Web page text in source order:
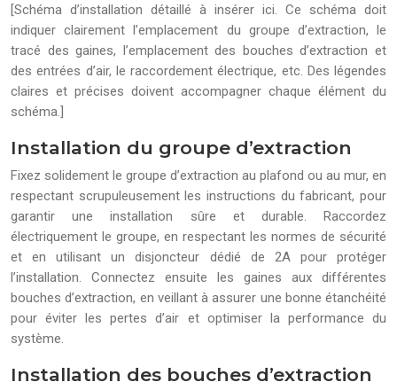
[Schéma d’installation détaillé à insérer ici. Ce schéma doit
indiquer clairement l’emplacement du groupe d’extraction, le
tracé des gaines, l’emplacement des bouches d’extraction et
des entrées d’air, le raccordement électrique, etc. Des légendes
claires et précises doivent accompagner chaque élément du
schéma.]
Installation du groupe d’extraction
Fixez solidement le groupe d’extraction au plafond ou au mur, en
respectant scrupuleusement les instructions du fabricant, pour
garantir une installation sûre et durable. Raccordez
électriquement le groupe, en respectant les normes de sécurité
et en utilisant un disjoncteur dédié de 2A pour protéger
l’installation. Connectez ensuite les gaines aux différentes
bouches d’extraction, en veillant à assurer une bonne étanchéité
pour éviter les pertes d’air et optimiser la performance du
système.
Installation des bouches d’extraction